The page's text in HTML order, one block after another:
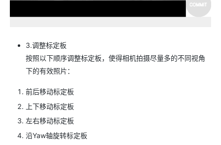
3.调整标定板
按照以下顺序调整标定板，使得相机拍摄尽量多的不同视角
下的有效照片：
前后移动标定板
上下移动标定板
左右移动标定板
沿Yaw轴旋转标定板